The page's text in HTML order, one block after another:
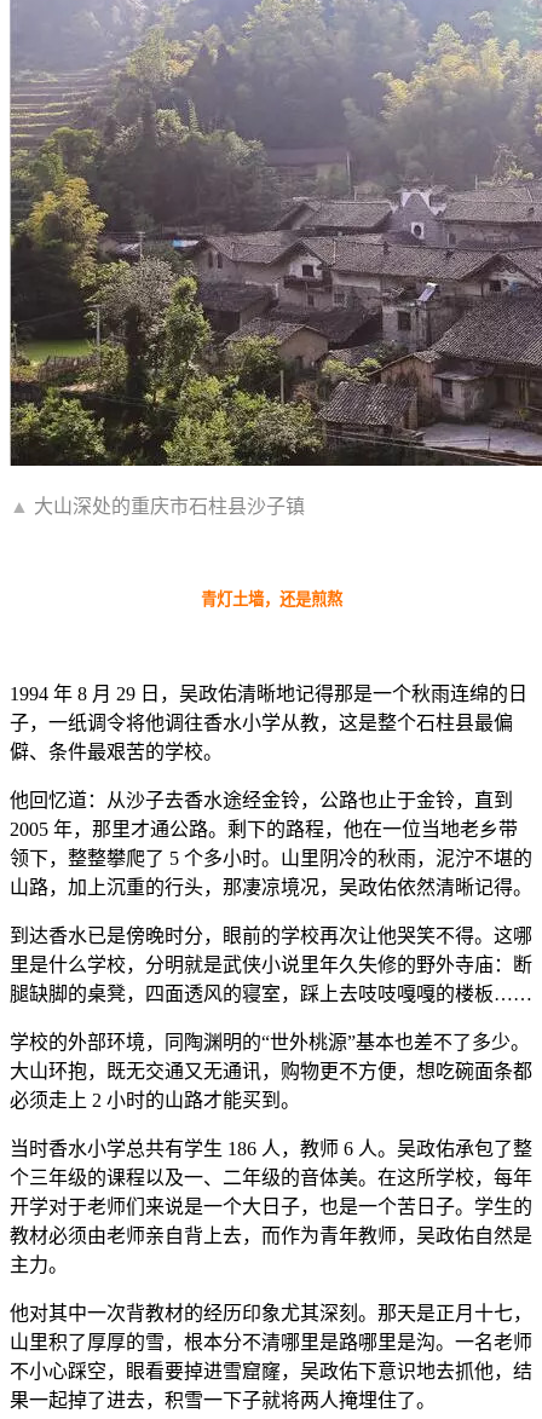
▲ 大山深处的重庆市石柱县沙子镇
青灯土墙，还是煎熬
1994 年 8 月 29 日，吴政佑清晰地记得那是一个秋雨连绵的日
子，一纸调令将他调往香水小学从教，这是整个石柱县最偏
僻、条件最艰苦的学校。
他回忆道：从沙子去香水途经金铃，公路也止于金铃，直到
2005 年，那里才通公路。剩下的路程，他在一位当地老乡带
领下，整整攀爬了 5 个多小时。山里阴冷的秋雨，泥泞不堪的
山路，加上沉重的行头，那凄凉境况，吴政佑依然清晰记得。
到达香水已是傍晚时分，眼前的学校再次让他哭笑不得。这哪
里是什么学校，分明就是武侠小说里年久失修的野外寺庙：断
腿缺脚的桌凳，四面透风的寝室，踩上去吱吱嘎嘎的楼板……
学校的外部环境，同陶渊明的“世外桃源”基本也差不了多少。
大山环抱，既无交通又无通讯，购物更不方便，想吃碗面条都
必须走上 2 小时的山路才能买到。
当时香水小学总共有学生 186 人，教师 6 人。吴政佑承包了整
个三年级的课程以及一、二年级的音体美。在这所学校，每年
开学对于老师们来说是一个大日子，也是一个苦日子。学生的
教材必须由老师亲自背上去，而作为青年教师，吴政佑自然是
主力。
他对其中一次背教材的经历印象尤其深刻。那天是正月十七，
山里积了厚厚的雪，根本分不清哪里是路哪里是沟。一名老师
不小心踩空，眼看要掉进雪窟窿，吴政佑下意识地去抓他，结
果一起掉了进去，积雪一下子就将两人掩埋住了。